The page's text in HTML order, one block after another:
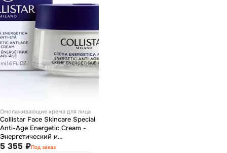
Омолаживающие крема для лица
Collistar Face Skincare Special
Anti-Age Energetic Cream -
Энергетический и
омолаживающий крем для
5 355 ₽Под заказ